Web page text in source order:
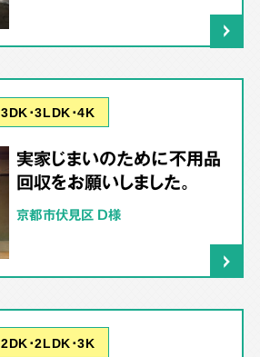
3DK･3LDK･4K
実家じまいのために不用品
回収をお願いしました。
京都市伏見区 D様
2DK･2LDK･3K